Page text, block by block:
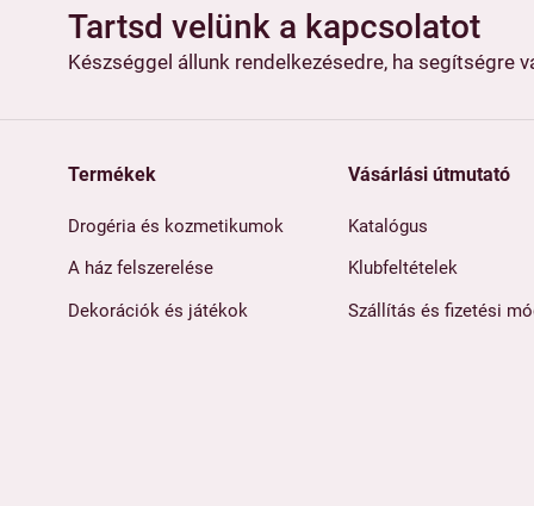
Tartsd velünk a kapcsolatot
Készséggel állunk rendelkezésedre, ha segítségre
Termékek
Drogéria és kozmetikumok
A ház felszerelése
Dekorációk és játékok
Vásárlási útmutató
Katalógus
Klubfeltételek
Szállítás és fizetési